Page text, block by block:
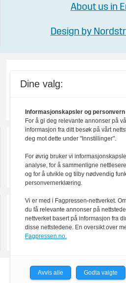
About us in
Design by
Powered by
Dine valg:
Informasjonskapsler og personvern
For å gi deg relevante annonser på
informasjon fra ditt besøk på vårt
deg mot dette under "Innstillinger".
For øvrig bruker vi
analyse, for å sammenligne
og for å utvikle og tilby nødvendig
personvernerklæring.
Vi er med i Fagpressen-nettverket.
du få relevante annonser på
nettverket basert på informasjon fra
disse nettstedene. En oversikt over
Fagpressen.no.
Avvis alle Godta valgte